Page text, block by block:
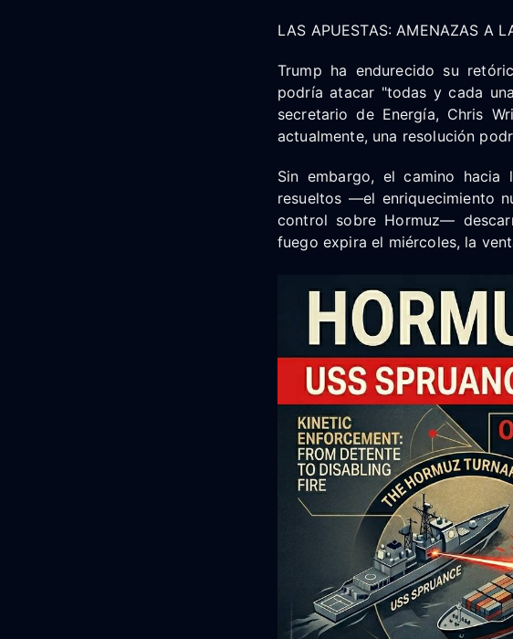
LAS APUESTAS: AMENAZAS A
Trump ha endurecido su
podría atacar "todas y cada
secretario de Energía, Chris
actualmente, una resolución
Sin embargo, el camino hacia
resueltos —el enriquecimiento
control sobre Hormuz—
fuego expira el miércoles, la